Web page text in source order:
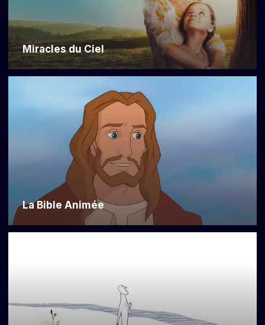
Miracles du Ciel
La Bible Animée